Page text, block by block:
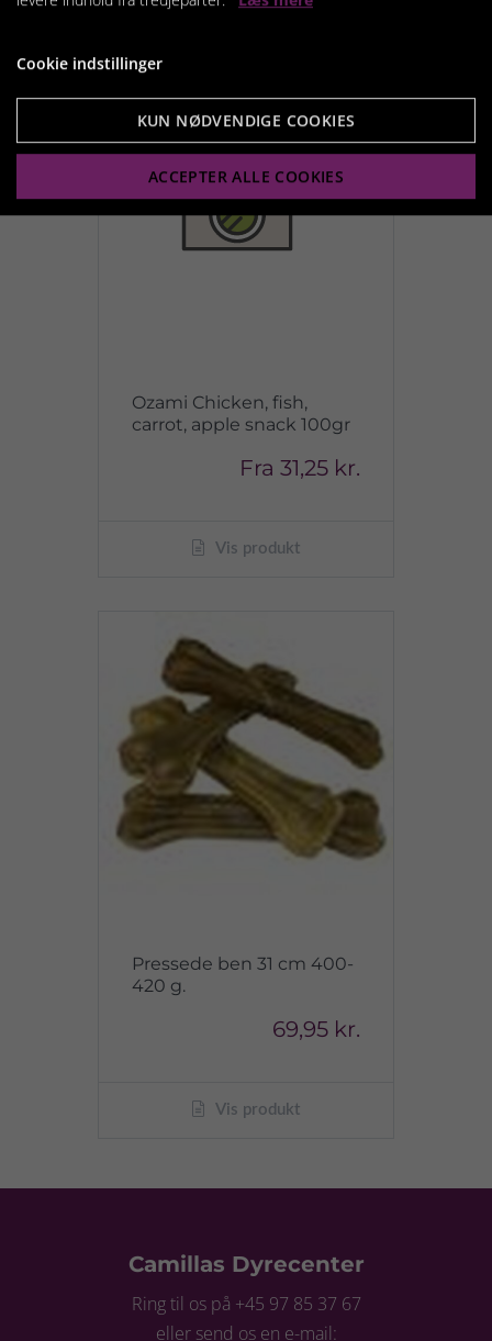
Ozami Chicken, fish,
carrot, apple snack 100gr
Fra 31,25 kr.
Vis produkt
Pressede ben 31 cm 400-
420 g.
69,95 kr.
Vis produkt
Camillas Dyrecenter
Ring til os på +45 97 85 37 67
eller send os en e-mail:
Cookie indstillinger
KUN NØDVENDIGE COOKIES
ACCEPTER ALLE COOKIES